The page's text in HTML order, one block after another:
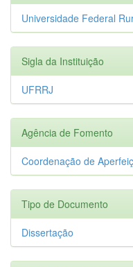
Universidade Federal
Sigla da Instituição
UFRRJ
Agência de Fomento
Coordenação de
Tipo de Documento
Dissertação